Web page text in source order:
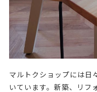
マルトクショップには日
いています。新築、リフ